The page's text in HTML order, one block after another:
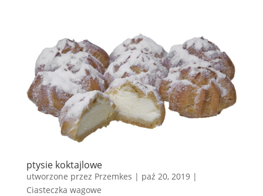
ptysie koktajlowe
utworzone przez Przemkes | paź 20, 2019|
Ciasteczka wagowe